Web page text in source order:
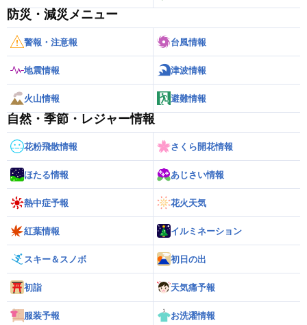
防災・減災メニュー
警報・注意報 台風情報
地震情報 津波情報
火山情報 避難情報
自然・季節・レジャー情報
花粉飛散情報 さくら開花情報
ほたる情報 あじさい情報
熱中症予報 花火天気
紅葉情報 イルミネーション
スキー＆スノボ 初日の出
初詣 天気痛予報
服装予報 お洗濯情報